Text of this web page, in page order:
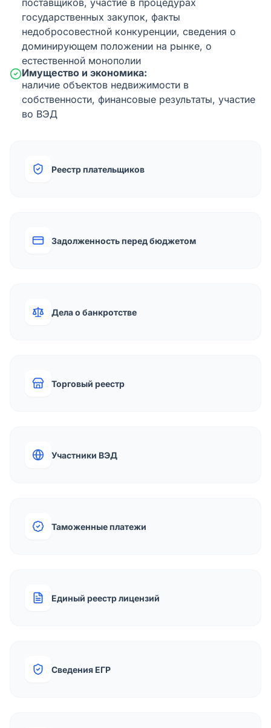
поставщиков, участие в процедурах
государственных закупок, факты
недобросовестной конкуренции, сведения о
доминирующем положении на рынке, о
естественной монополии
Имущество и экономика:
наличие объектов недвижимости в
собственности, финансовые результаты, участие
во ВЭД
Реестр плательщиков
Задолженность перед бюджетом
Дела о банкротстве
Торговый реестр
Участники ВЭД
Таможенные платежи
Единый реестр лицензий
Сведения ЕГР